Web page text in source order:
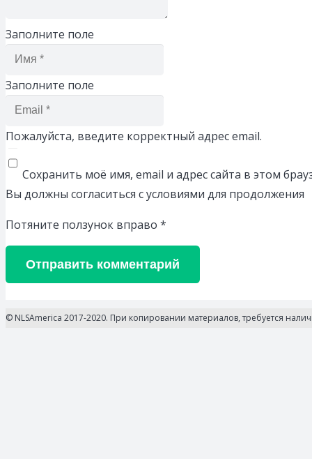
Заполните поле
Заполните поле
Пожалуйста, введите корректный адрес email.
Сохранить моё имя, email и адрес сайта в этом
Вы должны согласиться с условиями для продолжения
Потяните ползунок вправо *
Отправить комментарий
© NLSAmerica 2017-2020. При копировании материалов, требуется